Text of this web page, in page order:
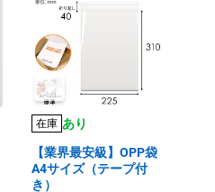
在庫 あり
【業界最安級】OPP袋
A4サイズ（テープ付
き）